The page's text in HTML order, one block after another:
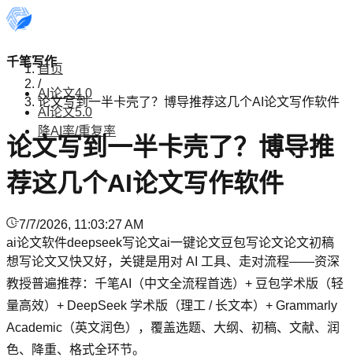
千笔写作
AI论文4.0
AI论文5.0
降AI率/重复率
首页
/
论文写到一半卡壳了？博导推荐这几个AI论文写作软件
论文写到一半卡壳了？博导推
荐这几个AI论文写作软件
7/7/2026, 11:03:27 AM
ai论文软件deepseek写论文ai一键论文豆包写论文论文初稿
想写论文又快又好，关键是用对 AI 工具、走对流程——资深
教授普遍推荐：千笔AI（中文全流程首选）+ 豆包学术版（轻
量高效）+ DeepSeek 学术版（理工 / 长文本）+ Grammarly
Academic（英文润色），覆盖选题、大纲、初稿、文献、润
色、降重、格式全环节。